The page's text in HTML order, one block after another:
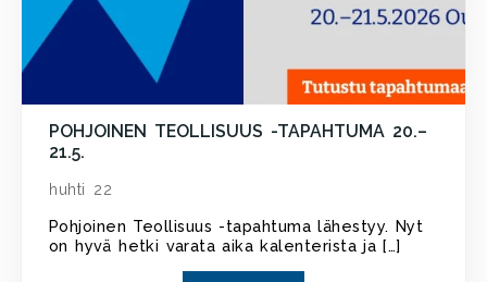
POHJOINEN TEOLLISUUS -TAPAHTUMA 20.–
21.5.
huhti 22
Pohjoinen Teollisuus -tapahtuma lähestyy. Nyt
on hyvä hetki varata aika kalenterista ja […]